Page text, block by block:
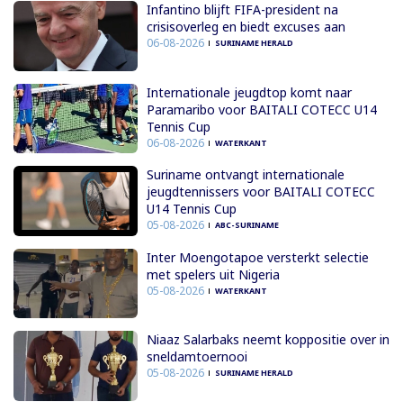
Infantino blijft FIFA-president na
crisisoverleg en biedt excuses aan
06-08-2026 SURINAME HERALD
Internationale jeugdtop komt naar
Paramaribo voor BAITALI COTECC U14
Tennis Cup
06-08-2026 WATERKANT
Suriname ontvangt internationale
jeugdtennissers voor BAITALI COTECC
U14 Tennis Cup
05-08-2026 ABC-SURINAME
Inter Moengotapoe versterkt selectie
met spelers uit Nigeria
05-08-2026 WATERKANT
Niaaz Salarbaks neemt koppositie over in
sneldamtoernooi
05-08-2026 SURINAME HERALD